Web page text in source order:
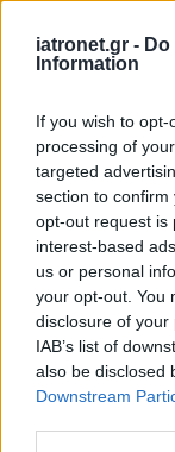
iatronet.gr -
Information
If you wish to
processing of
targeted
section to
opt-out request is
interest-based
us or personal
your opt-out. You
disclosure of
IAB’s list of
also be disclosed
Downstream